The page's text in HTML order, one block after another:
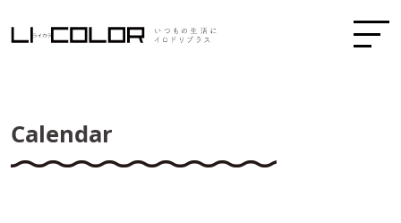
Calendar